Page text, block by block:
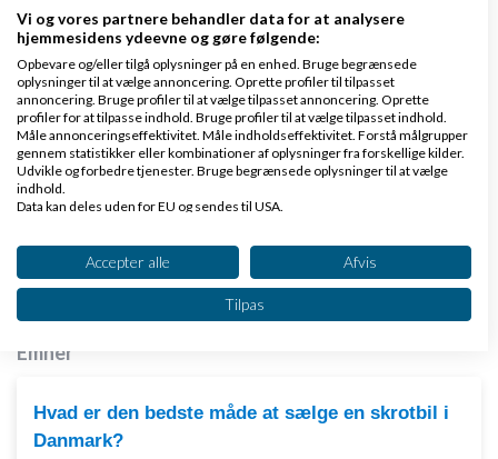
Svar
Venligst John Hannover - Gode råd på Ivæksætter bloggen
Side 1 ud af 1 (5 indlæg)
Tilbage til toppen
Generel iværksætterdebat
Emner
Hvad er den bedste måde at sælge en skrotbil i
Danmark?
Vi og vores partnere behandler data for at analysere
hjemmesidens ydeevne og gøre følgende:
Opbevare og/eller tilgå oplysninger på en enhed. Bruge begrænsede
oplysninger til at vælge annoncering. Oprette profiler til tilpasset
annoncering. Bruge profiler til at vælge tilpasset annoncering. Oprette
profiler for at tilpasse indhold. Bruge profiler til at vælge tilpasset indhold.
Måle annonceringseffektivitet. Måle indholdseffektivitet. Forstå målgrupper
gennem statistikker eller kombinationer af oplysninger fra forskellige kilder.
Udvikle og forbedre tjenester. Bruge begrænsede oplysninger til at vælge
indhold.
Data kan deles uden for EU og sendes til USA.
Se partnerliste (2 IAB-leverandører)
Vi bruger dine data til følgende formål:
IAB's behandlingsformål:
Opbevare og/eller tilgå oplysninger på en
Bruge begrænsede oplysninger til at vælge
annoncering
Accepter alle Afvis
Tilpas